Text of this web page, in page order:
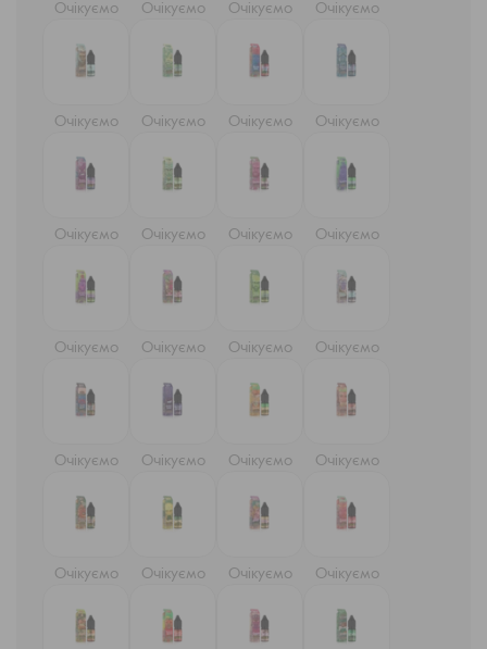
Очікуємо Очікуємо Очікуємо Очікуємо
Очікуємо Очікуємо Очікуємо Очікуємо
Очікуємо Очікуємо Очікуємо Очікуємо
Очікуємо Очікуємо Очікуємо Очікуємо
Очікуємо Очікуємо Очікуємо Очікуємо
Очікуємо Очікуємо Очікуємо Очікуємо